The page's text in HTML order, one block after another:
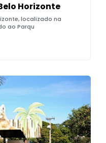
Horizonte
localizado na
ao Parqu